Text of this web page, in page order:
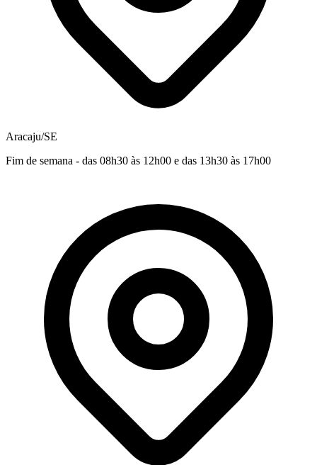
Aracaju/SE
Fim de semana - das 08h30 às 12h00 e das 13h30 às 17h00